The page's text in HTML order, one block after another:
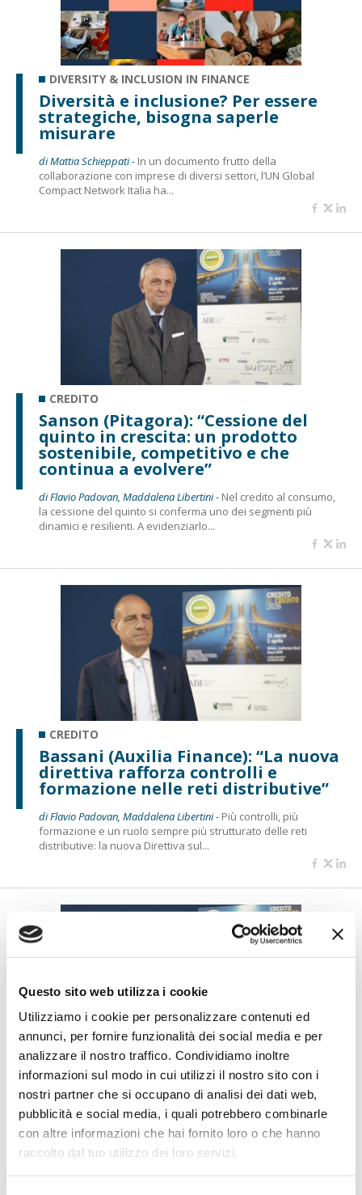
Questo sito web utilizza i cookie
Utilizziamo i cookie per personalizzare contenuti ed
annunci, per fornire funzionalità dei social media e per
analizzare il nostro traffico. Condividiamo inoltre
informazioni sul modo in cui utilizzi il nostro sito con i
nostri partner che si occupano di analisi dei dati web,
pubblicità e social media, i quali potrebbero combinarle
con altre informazioni che hai fornito loro o che hanno
raccolto dal tuo utilizzo dei loro servizi.
DIVERSITY & INCLUSION IN FINANCE
Diversità e inclusione? Per essere
strategiche, bisogna saperle
misurare
di Mattia Schieppati - In un documento frutto della
collaborazione con imprese di diversi settori, l’UN Global
Compact Network Italia ha...
CREDITO
Sanson (Pitagora): “Cessione del
quinto in crescita: un prodotto
sostenibile, competitivo e che
continua a evolvere”
di Flavio Padovan, Maddalena Libertini - Nel credito al consumo,
la cessione del quinto si conferma uno dei segmenti più
dinamici e resilienti. A evidenziarlo...
CREDITO
Bassani (Auxilia Finance): “La nuova
direttiva rafforza controlli e
formazione nelle reti distributive”
di Flavio Padovan, Maddalena Libertini - Più controlli, più
formazione e un ruolo sempre più strutturato delle reti
distributive: la nuova Direttiva sul...
CREDITO
Spagliardi (Credit Data Research):
“Servono dati e competenze per
rendere più efficace il rapporto
banca-impresa”
di Flavio Padovan, Maddalena Libertini -In una fase segnata da
imprese deve evolvere da semplice...